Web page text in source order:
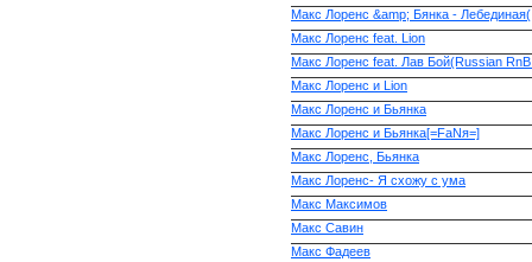
Макс Лоренс &amp; Бянка -
Макс Лоренс feat. Lion
Макс Лоренс feat. Лав Бой(Russian
Макс Лоренс и Lion
Макс Лоренс и Бьянка
Макс Лоренс и Бьянка[=FaNя=]
Макс Лоренс, Бьянка
Макс Лоренс- Я схожу с ума
Макс Максимов
Макс Савин
Макс Фадеев